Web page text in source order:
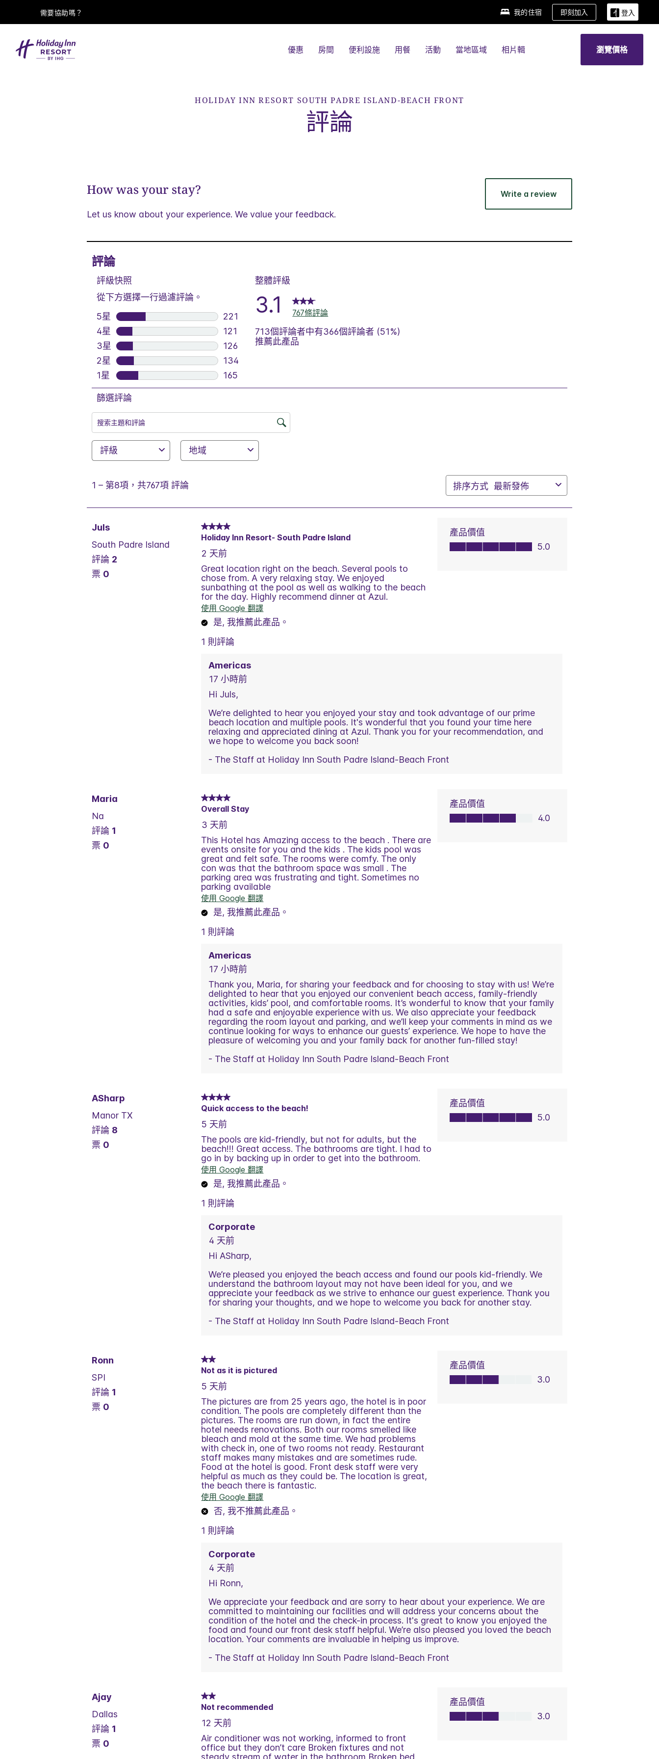
需要協助嗎？ 我的住宿 即刻加入 登入
優惠 房間 便利設施 用餐 活動 當地區域 相片輯 瀏覽價格
HOLIDAY INN RESORT SOUTH PADRE ISLAND-BEACH FRONT
評論
How was your stay?
Let us know about your experience. We value your feedback.
Write a review